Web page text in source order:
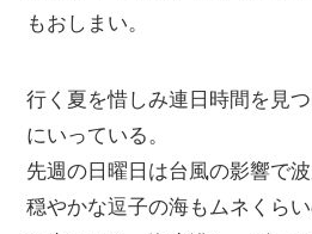
もおしまい。
行く夏を惜しみ連日時間を見
にいっている。
先週の日曜日は台風の影響で
穏やかな逗子の海もムネくら